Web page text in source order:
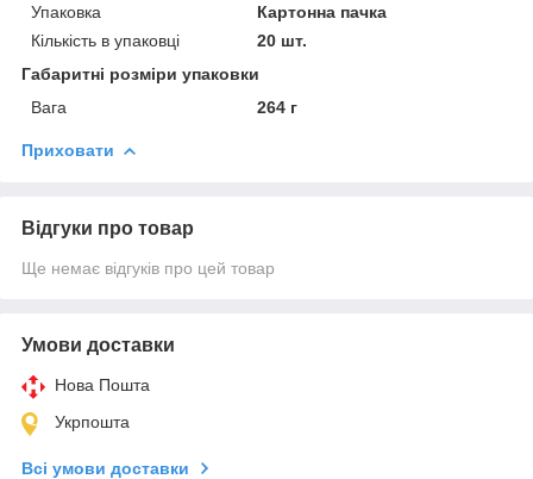
Упаковка
Картонна пачка
Кількість в упаковці
20 шт.
Габаритні розміри упаковки
Вага
264 г
Приховати
Відгуки про товар
Ще немає відгуків про цей товар
Умови доставки
Нова Пошта
Укрпошта
Всі умови доставки